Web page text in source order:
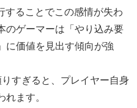
することでこの感情が失わ
のゲーマーは「やり込み要
に価値を見出す傾向が強
りすぎると、プレイヤー自身
ます。